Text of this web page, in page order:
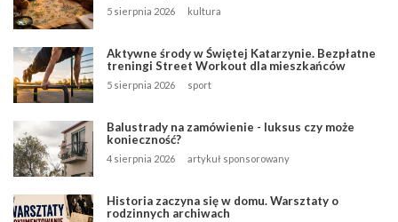
5 sierpnia 2026 kultura
Aktywne środy w Świętej Katarzynie. Bezpłatne
treningi Street Workout dla mieszkańców
5 sierpnia 2026 sport
Balustrady na zamówienie - luksus czy może
konieczność?
4 sierpnia 2026 artykuł sponsorowany
Historia zaczyna się w domu. Warsztaty o
rodzinnych archiwach